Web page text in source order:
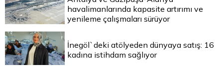
havalimanlarında kapasite artırımı ve
yenileme çalışmaları sürüyor
İnegöl`deki atölyeden dünyaya satış: 16
kadına istihdam sağlıyor